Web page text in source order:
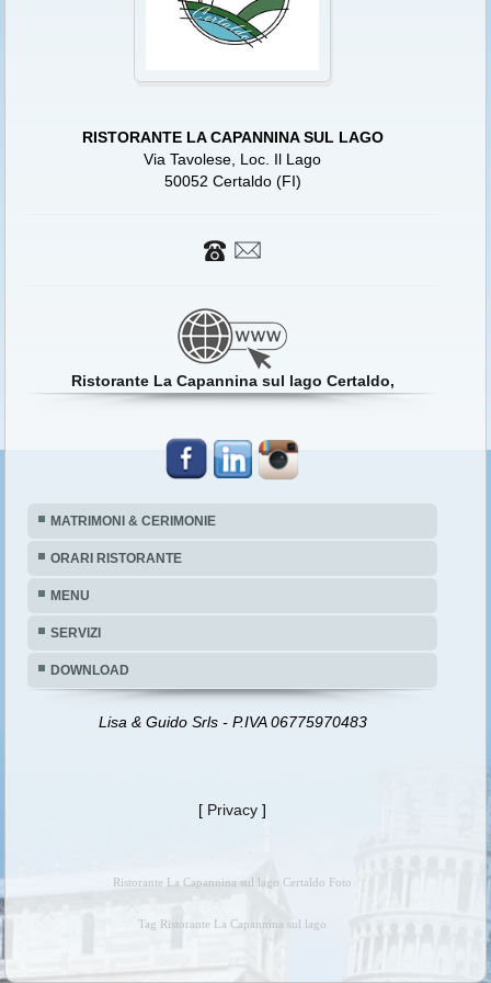
RISTORANTE LA CAPANNINA SUL LAGO
Via Tavolese, Loc. Il Lago
50052 Certaldo (FI)
Ristorante La Capannina sul lago Certaldo,
MATRIMONI & CERIMONIE
ORARI RISTORANTE
MENU
SERVIZI
DOWNLOAD
Lisa & Guido Srls - P.IVA 06775970483
[ Privacy ]
Ristorante La Capannina sul lago Certaldo Foto
Tag Ristorante La Capannina sul lago